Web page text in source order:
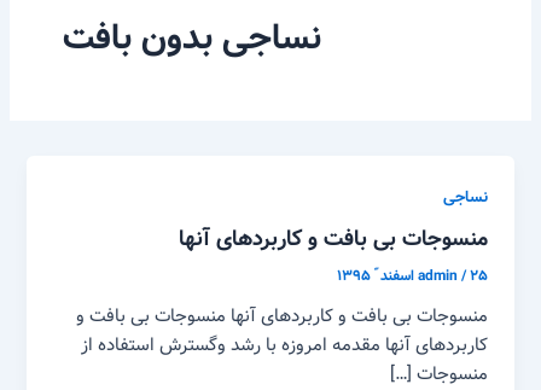
نساجی بدون بافت
نساجی
منسوجات بی بافت و کاربردهای آنها
admin/۲۵ اسفند ّ ۱۳۹۵
منسوجات بی بافت و کاربردهای آنها منسوجات بی بافت و
کاربردهای آنها مقدمه امروزه با رشد وگسترش استفاده از
منسوجات […]